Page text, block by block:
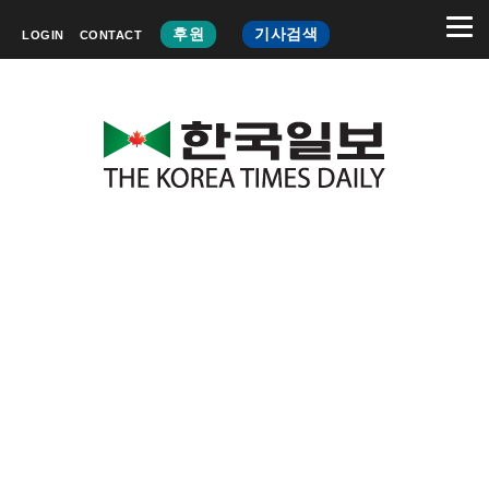
LOGIN CONTACT 후원 기사검색